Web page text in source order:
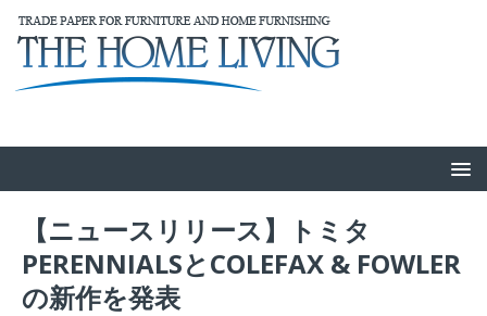
【ニュースリリース】トミタ
PERENNIALSとCOLEFAX & FOWLER
の新作を発表